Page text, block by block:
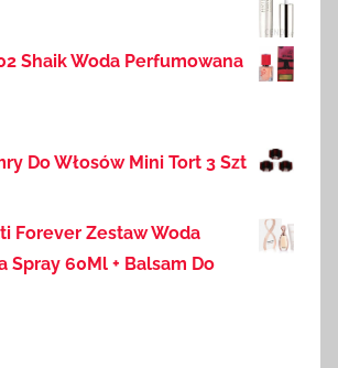
Shaik Woda Perfumowana
Do Włosów Mini Tort 3 Szt
Forever Zestaw Woda
Spray 60Ml + Balsam Do